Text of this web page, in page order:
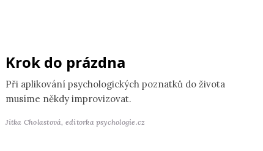
Krok do prázdna
Při aplikování psychologických poznatků do života
musíme někdy improvizovat.
Jitka Cholastová, editorka psychologie.cz